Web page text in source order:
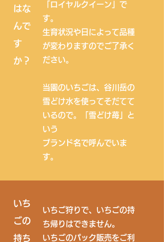
はな
んで
す
か？
「ロイヤルクイーン」で
す。
生育状況や日によって​品種
が変わりますのでご了承く
ださい。
当園のいちごは、谷川岳の
雪どけ水を使ってそだてて
いるので。「雪どけ苺」と
いう
​ブランド名で呼んでいま
す。
いち
ごの
持ち
いちご狩りで、いちごの持
ち帰りはできません。
​いちごのパック販売をご利